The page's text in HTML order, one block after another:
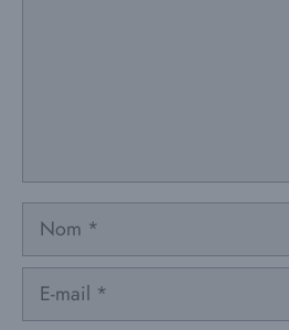
Nom
mail